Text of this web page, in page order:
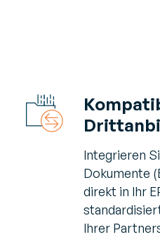
Integrieren
Dokumente
direkt in Ihr
Ihrer